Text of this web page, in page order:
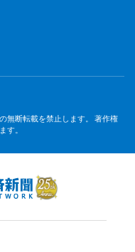
無断転載を禁止します。 著作権
す。